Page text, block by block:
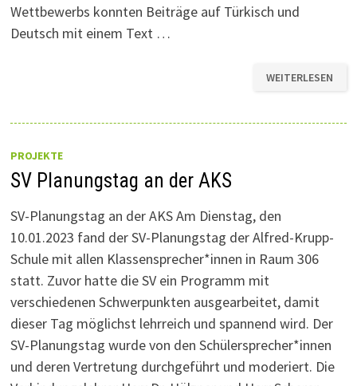
Wettbewerbs konnten Beiträge auf Türkisch und
Deutsch mit einem Text …
AM
WEITERLESEN
PROJEKTE
SV Planungstag an der AKS
SV-Planungstag an der AKS Am Dienstag, den
10.01.2023 fand der SV-Planungstag der Alfred-Krupp-
Schule mit allen Klassensprecher*innen in Raum 306
statt. Zuvor hatte die SV ein Programm mit
verschiedenen Schwerpunkten ausgearbeitet, damit
dieser Tag möglichst lehrreich und spannend wird. Der
SV-Planungstag wurde von den Schülersprecher*innen
und deren Vertretung durchgeführt und moderiert. Die